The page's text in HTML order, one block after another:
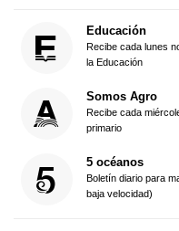
Educación
Recibe cada lunes
la Educación
Somos Agro
Recibe cada
primario
5 océanos
Boletín diario para
baja velocidad)